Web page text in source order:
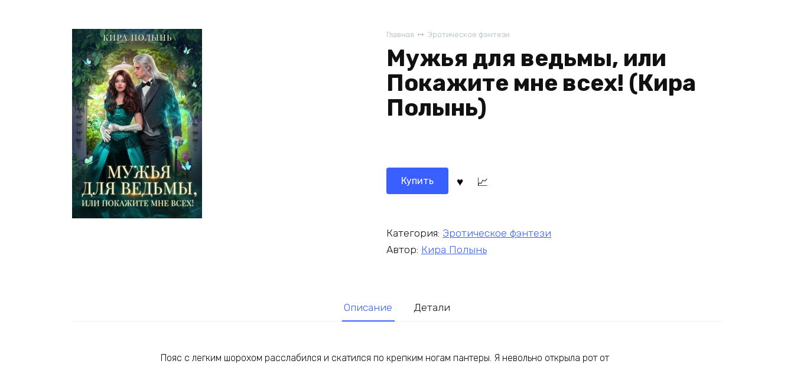
Главная Эротическое фэнтези
Мужья для ведьмы, или
Покажите мне всех! (Кира
Полынь)
Купить
Категория: Эротическое фэнтези
Автор: Кира Полынь
Описание Детали
Пояс с легким шорохом расслабился и скатился по крепким ногам пантеры. Я невольно открыла рот от